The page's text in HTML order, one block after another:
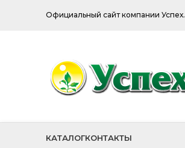
Официальный сайт компании Успех.
КАТАЛОГКОНТАКТЫ